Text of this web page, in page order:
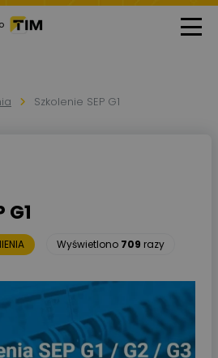
Szkolenie SEP G1
G1
Wyświetlono 709 razy